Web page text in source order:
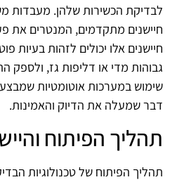
לבדיקת הכשירות שלהן. מעבדות
חיישנים מתקדמים, המנטרים את
חיישנים אלו יכולים לזהות בעיות
גבוהות מדי או דליפות גז, ולספק
שימוש במערכות אוטומטיות
דבר שמעלה את הדיוק והאמינות.
תהליך הפיתוח
תהליך הפיתוח של טכנולוגיות